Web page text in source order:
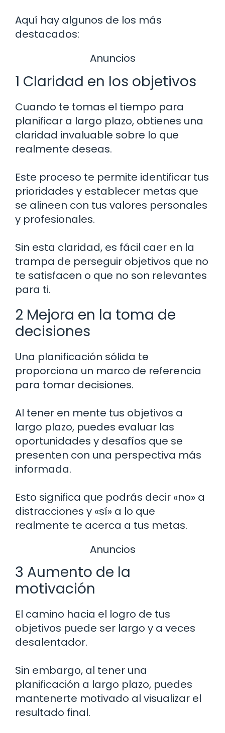
Aquí hay algunos de los más
destacados:
Anuncios
1 Claridad en los objetivos
Cuando te tomas el tiempo para
planificar a largo plazo, obtienes una
claridad invaluable sobre lo que
realmente deseas.
Este proceso te permite identificar tus
prioridades y establecer metas que
se alineen con tus valores personales
y profesionales.
Sin esta claridad, es fácil caer en la
trampa de perseguir objetivos que no
te satisfacen o que no son relevantes
para ti.
2 Mejora en la toma de
decisiones
Una planificación sólida te
proporciona un marco de referencia
para tomar decisiones.
Al tener en mente tus objetivos a
largo plazo, puedes evaluar las
oportunidades y desafíos que se
presenten con una perspectiva más
informada.
Esto significa que podrás decir «no» a
distracciones y «sí» a lo que
realmente te acerca a tus metas.
Anuncios
3 Aumento de la
motivación
El camino hacia el logro de tus
objetivos puede ser largo y a veces
desalentador.
Sin embargo, al tener una
planificación a largo plazo, puedes
mantenerte motivado al visualizar el
resultado final.